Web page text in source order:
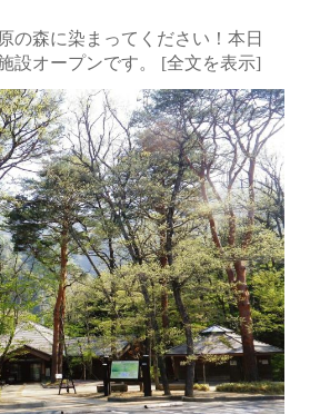
の森に染まってください！本日
設オープンです。 [全文を表示]